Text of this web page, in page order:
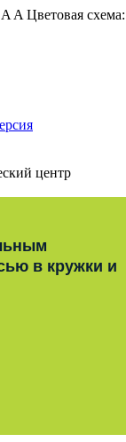
A A Цветовая
центр
в кружки и